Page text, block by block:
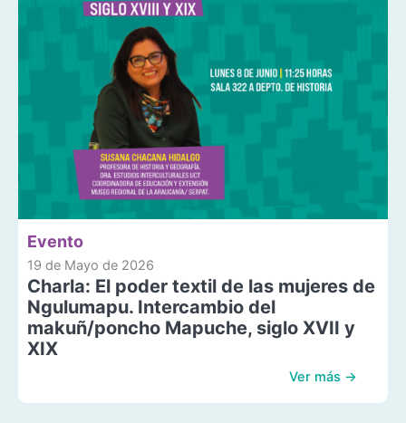
Evento
19 de Mayo de 2026
Charla: El poder textil de las mujeres de
Ngulumapu. Intercambio del
makuñ/poncho Mapuche, siglo XVII y
XIX
Ver más →